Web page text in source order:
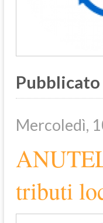
Mercoledì,
tributi